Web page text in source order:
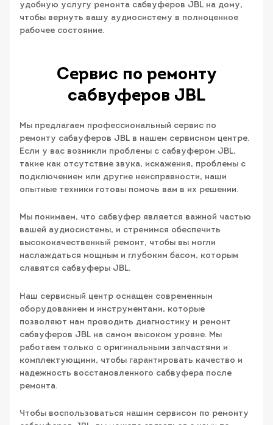
удобную услугу ремонта сабвуферов JBL на дому,
чтобы вернуть вашу аудиосистему в полноценное
рабочее состояние.
Сервис по ремонту
сабвуферов JBL
Мы предлагаем профессиональный сервис по
ремонту сабвуферов JBL в нашем сервисном центре.
Если у вас возникли проблемы с сабвуфером JBL,
такие как отсутствие звука, искажения, проблемы с
подключением или другие неисправности, наши
опытные техники готовы помочь вам в их решении.
Мы понимаем, что сабвуфер является важной частью
вашей аудиосистемы, и стремимся обеспечить
высококачественный ремонт, чтобы вы могли
наслаждаться мощным и глубоким басом, которым
славятся сабвуферы JBL.
Наш сервисный центр оснащен современным
оборудованием и инструментами, которые
позволяют нам проводить диагностику и ремонт
сабвуферов JBL на самом высоком уровне. Мы
работаем только с оригинальными запчастями и
комплектующими, чтобы гарантировать качество и
надежность восстановленного сабвуфера после
ремонта.
Чтобы воспользоваться нашим сервисом по ремонту